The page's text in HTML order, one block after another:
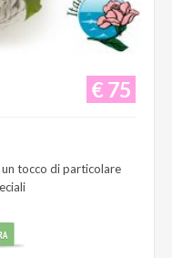
€ 75
tocco di particolare